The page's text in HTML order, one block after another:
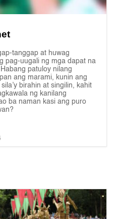
tanggap at huwag
pag-uugali ng mga dapat na
patuloy nilang
ang marami, kunin ang
birahin at singilin, kahit
ng kanilang
ba naman kasi ang puro